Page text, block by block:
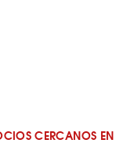
CERCANOS EN